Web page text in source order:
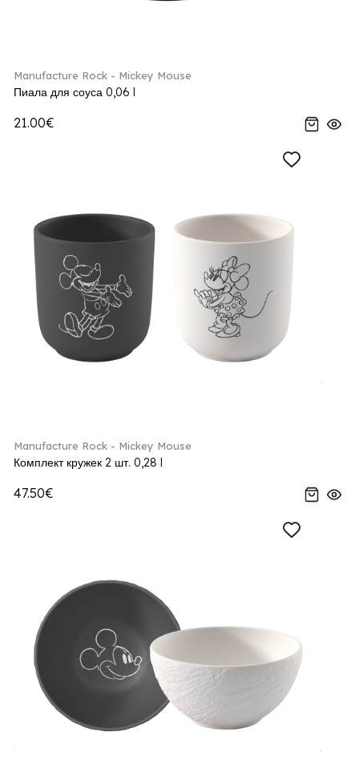
Manufacture Rock - Mickey Mouse
Пиала для соуса 0,06 l
21.00€
Manufacture Rock - Mickey Mouse
Комплект кружек 2 шт. 0,28 l
47.50€